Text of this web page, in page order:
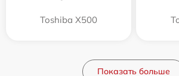
Toshiba X500
Показать больше